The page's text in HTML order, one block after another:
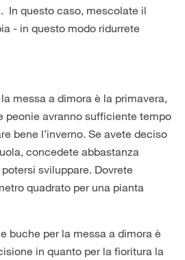
In questo caso, mescolate il
- in questo modo ridurrete
messa a dimora è la primavera,
peonie avranno sufficiente tempo
bene l’inverno. Se avete deciso
concedete abbastanza
sviluppare. Dovrete
quadrato per una pianta
buche per la messa a dimora è
in quanto per la fioritura la